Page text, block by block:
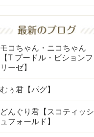
モコちゃん・ニコちゃん
【T プードル・ビションフ
リーゼ】
むぅ君【パグ】
どんぐり君【スコティッシ
ュフォールド】